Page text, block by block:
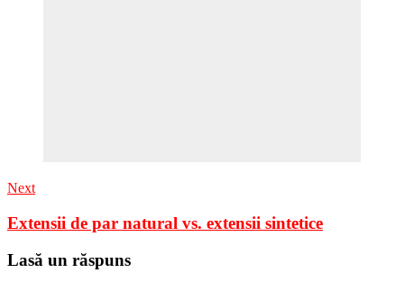
Next
Extensii de par natural vs. extensii sintetice
Lasă un răspuns